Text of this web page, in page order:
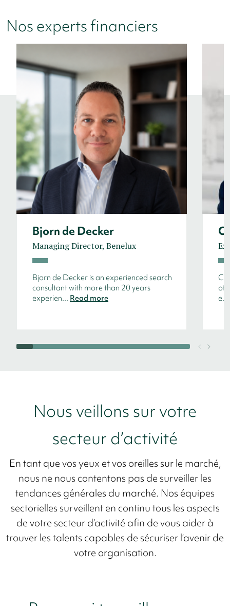
Nos experts financiers
Bjorn de Decker
Managing Director, Benelux
Bjorn de Decker is an experienced search
consultant with more than 20 years
experien... Read more
of
e...
Nous veillons sur votre
secteur d’activité
En tant que vos yeux et vos oreilles sur le marché,
nous ne nous contentons pas de surveiller les
tendances générales du marché. Nos équipes
sectorielles surveillent en continu tous les aspects
de votre secteur d’activité afin de vous aider à
trouver les talents capables de sécuriser l’avenir de
votre organisation.